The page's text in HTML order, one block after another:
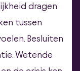
dragen
tussen
Besluiten
Wetende